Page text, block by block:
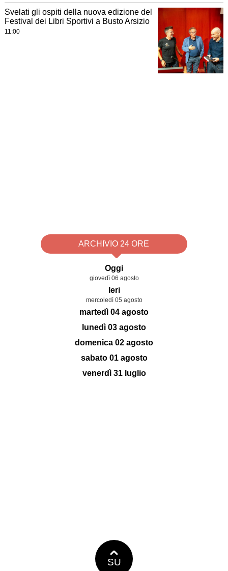
Svelati gli ospiti della nuova edizione del
Festival dei Libri Sportivi a Busto Arsizio
11:00
ARCHIVIO 24 ORE
Oggi
giovedì 06 agosto
Ieri
mercoledì 05 agosto
martedì 04 agosto
lunedì 03 agosto
domenica 02 agosto
sabato 01 agosto
venerdì 31 luglio
SU